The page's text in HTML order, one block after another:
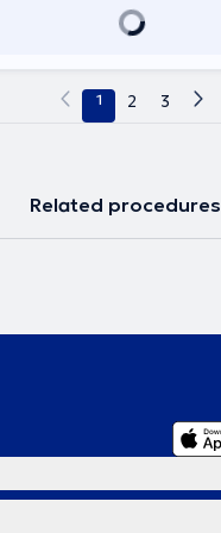
and endourology.
1 2 3
Related procedures